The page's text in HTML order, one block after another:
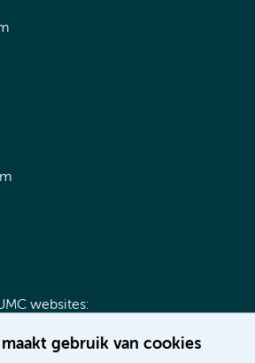
gebruik van cookies
websites:
UMC